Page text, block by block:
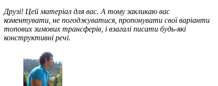
Друзі! Цей матеріал для вас. А тому закликаю вас
коментувати, не погоджуватися, пропонувати свої варіанти
топових зимових трансферів, і взагалі писати будь-які
конструктивні речі.